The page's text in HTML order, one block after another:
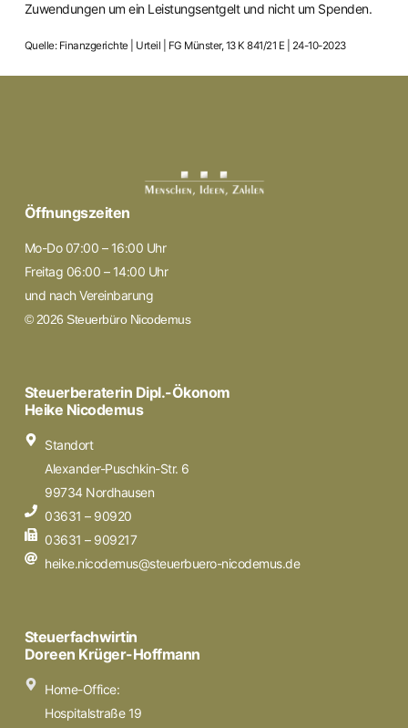
Zuwendungen um ein Leistungsentgelt und nicht um Spenden.
Quelle: Finanzgerichte | Urteil | FG Münster, 13 K 841/21 E | 24-10-2023
Öffnungszeiten
Mo-Do 07:00 – 16:00 Uhr
Freitag 06:00 – 14:00 Uhr
und nach Vereinbarung
© 2026 Steuerbüro Nicodemus
Steuerberaterin Dipl.-Ökonom
Heike Nicodemus
Standort
Alexander-Puschkin-Str. 6
99734 Nordhausen
03631 – 90920
03631 – 909217
heike.nicodemus@steuerbuero-nicodemus.de
Steuerfachwirtin
Doreen Krüger-Hoffmann
Home-Office:
Hospitalstraße 19